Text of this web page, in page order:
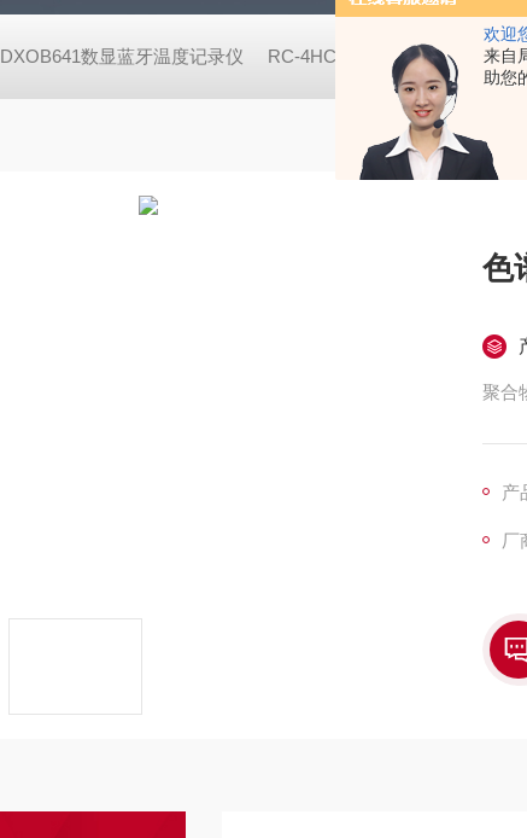
欢迎
来自
助您
DXOB641数显蓝牙温度记录仪 RC-4HC RC-4HA温湿度记录仪
色
聚合
产
厂